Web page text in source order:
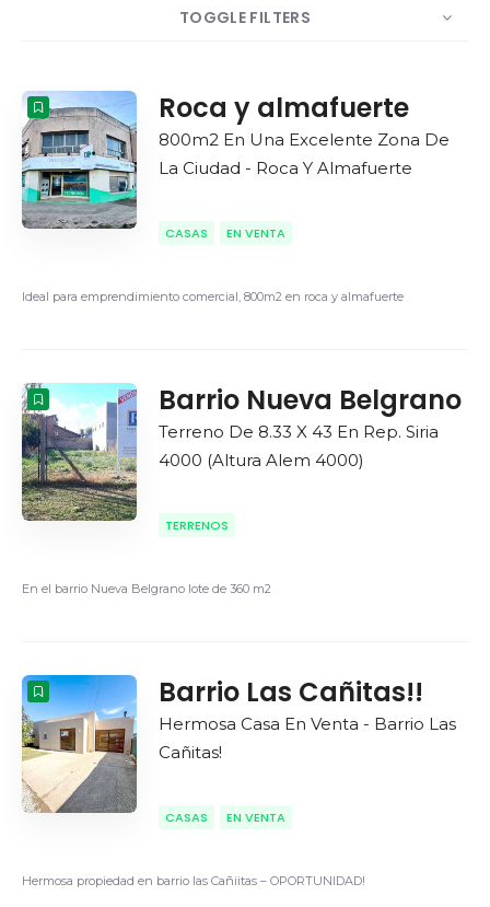
TOGGLE FILTERS
MOSTRAR 10 ORDEN
Roca y almafuerte
800m2 En Una Excelente Zona De
La Ciudad - Roca Y Almafuerte
CASAS EN VENTA
Ideal para emprendimiento comercial, 800m2 en roca y almafuerte
Barrio Nueva Belgrano
Terreno De 8.33 X 43 En Rep. Siria
4000 (altura Alem 4000)
TERRENOS
En el barrio Nueva Belgrano lote de 360 m2
Barrio Las Cañitas!!
Hermosa Casa En Venta - Barrio Las
Cañitas!
CASAS EN VENTA
Hermosa propiedad en barrio las Cañiitas – OPORTUNIDAD!